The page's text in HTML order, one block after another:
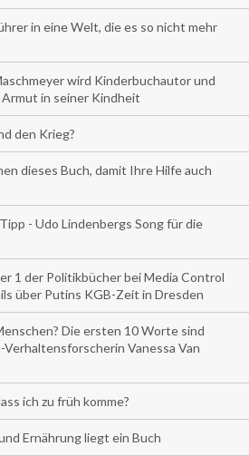
in eine Welt, die es so nicht mehr
wird Kinderbuchautor und
in seiner Kindheit
den Krieg?
dieses Buch, damit Ihre Hilfe auch
- Udo Lindenbergs Song für die
1 der Politikbücher bei Media Control
über Putins KGB-Zeit in Dresden
Die ersten 10 Worte sind
Vanessa Van
ich zu früh komme?
Ernährung liegt ein Buch